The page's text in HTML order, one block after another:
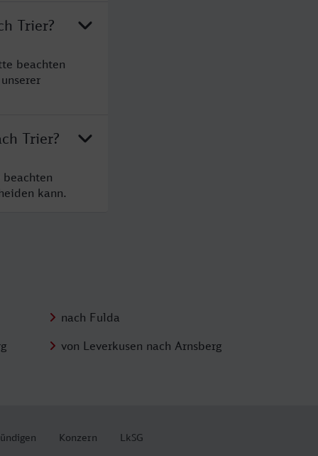
Trier?
beachten
Trier?
kann.
nach Fulda
von Leverkusen nach Arnsberg
Konzern LkSG